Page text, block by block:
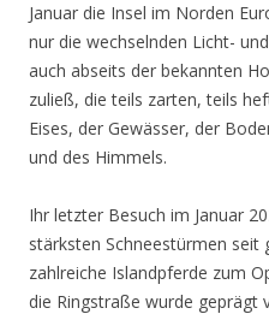
Januar die Insel im Norden
nur die wechselnden Licht-
auch abseits der bekannten
zuließ, die teils zarten, teils
Eises, der Gewässer, der
und des Himmels.
Ihr letzter Besuch im Januar
stärksten Schneestürmen seit
zahlreiche Islandpferde zum
die Ringstraße wurde geprägt